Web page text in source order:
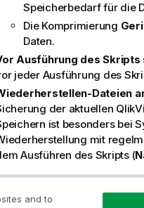
Speicherbedarf für die
Die Komprimierung
Daten.
Ausführung des Skripts
jeder Ausführung des
Dateien
der aktuellen
ist besonders bei
mit
Ausführen des Skripts (
and to